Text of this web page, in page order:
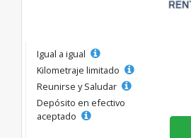
Igual a igual
Kilometraje limitado
Reunirse y Saludar
Depósito en efectivo
aceptado